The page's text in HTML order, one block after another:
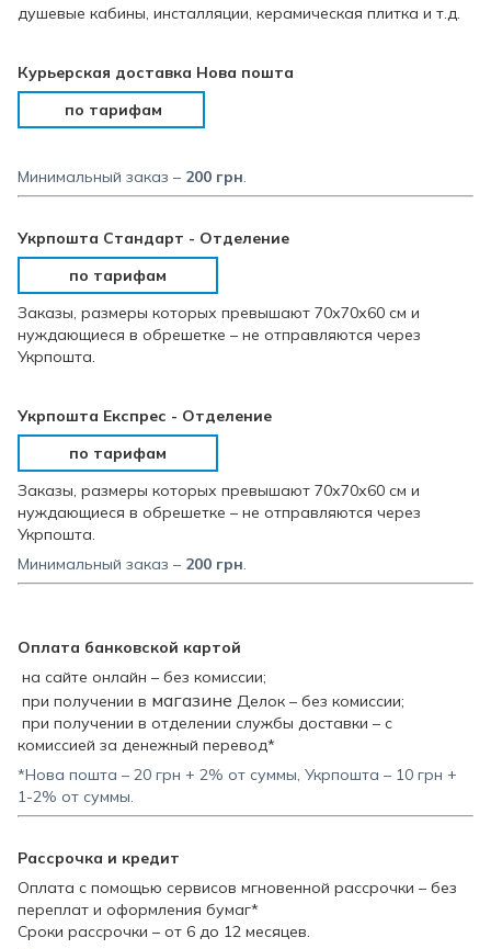
душевые кабины, инсталляции, керамическая плитка и т.д.
Курьерская доставка Нова пошта
по тарифам
Минимальный заказ – 200 грн
Укрпошта Стандарт - Отделение
по тарифам
Заказы, размеры которых превышают 70х70х60 см и
нуждающиеся в обрешетке – не отправляются через
Укрпошта.
Укрпошта Експрес - Отделение
по тарифам
Заказы, размеры которых превышают 70х70х60 см и
нуждающиеся в обрешетке – не отправляются через
Укрпошта.
Минимальный заказ – 200 грн
Оплата банковской картой
на сайте онлайн – без комиссии;
при получении в магазине Делок – без комиссии;
при получении в отделении службы доставки – с
комиссией за денежный перевод*
*Нова пошта – 20 грн + 2% от суммы, Укрпошта – 10 грн +
1-2% от суммы.
Рассрочка и кредит
Оплата с помощью сервисов мгновенной рассрочки – без
переплат и оформления бумаг*
Сроки рассрочки – от 6 до 12 месяцев.